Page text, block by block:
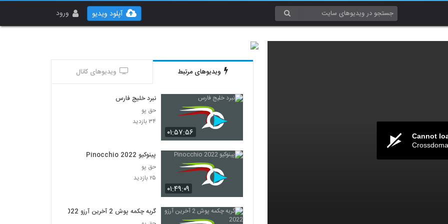
ورود آپلود ویدیو
Cannot
ویدیوهای مرتبط ویدیوهای کانال
۰۱:۵۷:۵۶
نبرد خلیج فارس
حق پو
۳۴ بازدید
۰۱:۴۹:۰۹
پینوکیو Pinocchio 2022
حق پو
۲۵ بازدید
گربه چکمه پوش 2 آخرین آرزو 2022